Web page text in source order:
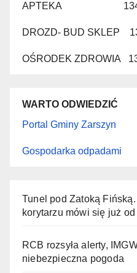
APTEKA
DROZD- BUD SKLEP
OŚRODEK ZDROWIA
WARTO ODWIEDZIĆ
Portal Gminy Zarszyn
Gospodarka odpadami
Tunel pod Zatoką
korytarzu mówi się już
RCB rozsyła alerty,
niebezpieczna pogoda